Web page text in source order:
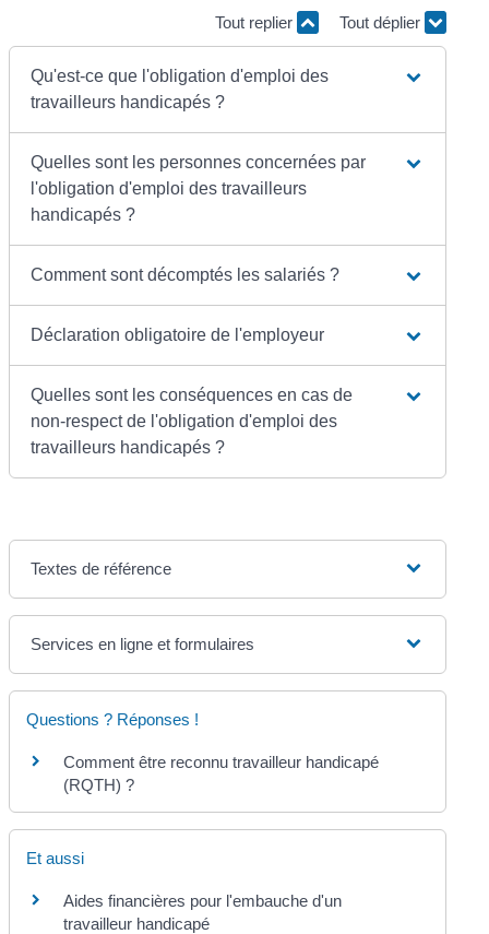
Tout replier Tout déplier
Qu'est-ce que l'obligation d'emploi des
travailleurs handicapés ?
Quelles sont les personnes concernées par
l'obligation d'emploi des travailleurs
handicapés ?
Comment sont décomptés les salariés ?
Déclaration obligatoire de l'employeur
Quelles sont les conséquences en cas de
non-respect de l'obligation d'emploi des
travailleurs handicapés ?
Textes de référence
Services en ligne et formulaires
Questions ? Réponses !
Comment être reconnu travailleur handicapé
(RQTH) ?
Et aussi
Aides financières pour l'embauche d'un
travailleur handicapé